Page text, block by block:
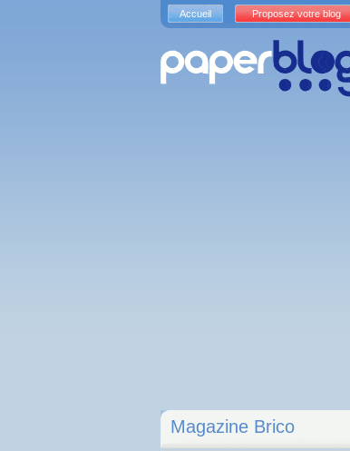
Magazine Brico
Accueil Proposez votre blog